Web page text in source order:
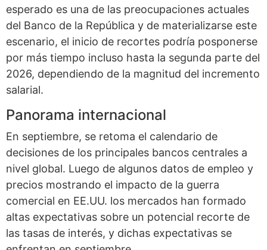
esperado es una de las preocupaciones actuales
del Banco de la República y de materializarse este
escenario, el inicio de recortes podría posponerse
por más tiempo incluso hasta la segunda parte del
2026, dependiendo de la magnitud del incremento
salarial.
Panorama internacional
En septiembre, se retoma el calendario de
decisiones de los principales bancos centrales a
nivel global. Luego de algunos datos de empleo y
precios mostrando el impacto de la guerra
comercial en EE.UU. los mercados han formado
altas expectativas sobre un potencial recorte de
las tasas de interés, y dichas expectativas se